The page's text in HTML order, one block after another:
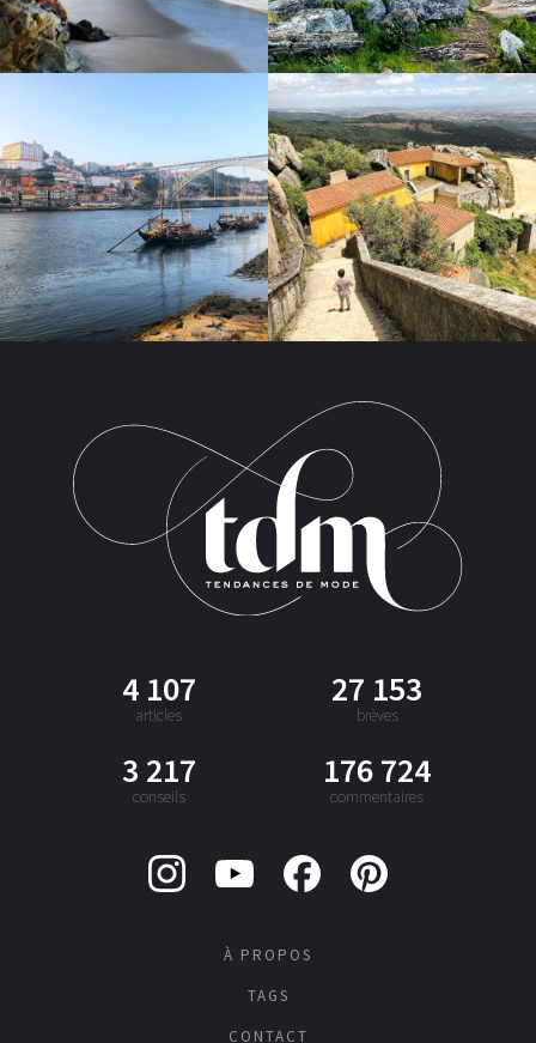
4 107
articles
27 153
brèves
3 217
conseils
176 724
commentaires
À PROPOS
TAGS
CONTACT